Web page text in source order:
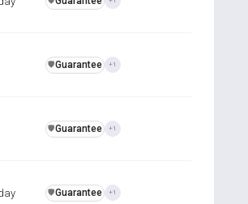
️🛡️Guarantee +1
️🛡️Guarantee +1
️🛡️Guarantee +1